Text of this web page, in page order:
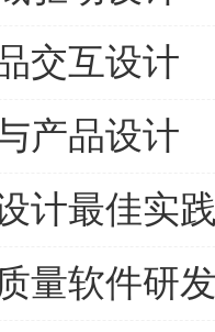
交互设计
产品设计
计最佳实
量软件研